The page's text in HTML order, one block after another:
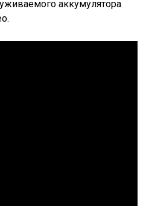
аккумулятора